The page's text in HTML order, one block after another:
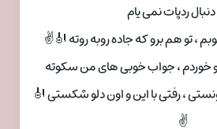
ردپات نمی یام
، تو هم برو که جاده روبه روته 🎻✌
خوردم ، جواب خوبی های من سکوته
، رفتی با این و اون دلو شکستی 🎻
✌